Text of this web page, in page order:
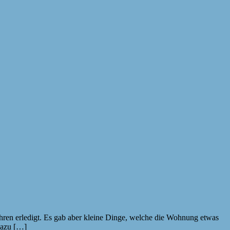
erledigt. Es gab aber kleine Dinge, welche die Wohnung etwas
[…]